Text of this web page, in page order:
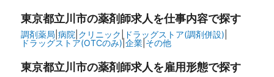
東京都立川市の薬剤師求人を仕事内容で探す
調剤薬局 病院 クリニック ドラッグストア(調剤併設)
ドラッグストア(OTCのみ)| 企業| その他
東京都立川市の薬剤師求人を雇用形態で探す